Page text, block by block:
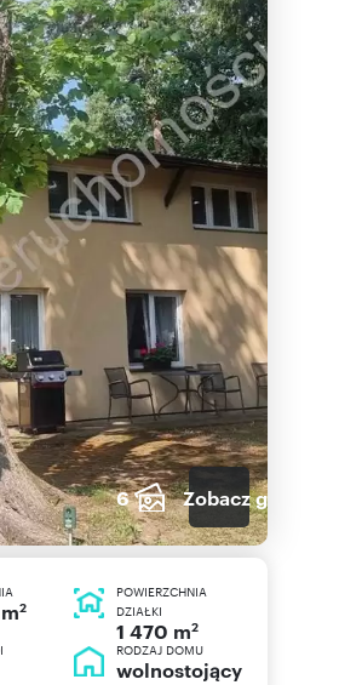
6 Zobacz galerię
2
POWIERZCHNIA
DZIAŁKI
1 470 m2
RODZAJ DOMU
wolnostojący